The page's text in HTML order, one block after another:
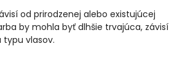
od prirodzenej alebo existujúcej
by mohla byť dlhšie trvajúca, závisí
vlasov.